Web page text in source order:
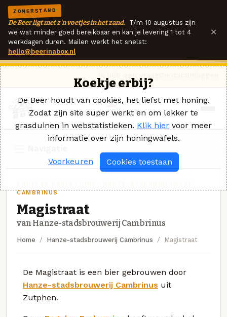
ZOMERSTAND
De Beer ligt met z'n voetjes in het zand. T/m 10 augustus zijn
we wat minder goed bereikbaar en kan je levering 1 tot 4
werkdagen duren. Mailen werkt het snelst:
hello@beerinabox.nl
×
CAMBRINUS
Magistraat
van Hanze-stadsbrouwerij Cambrinus
Home Hanze-stadsbrouwerij Cambrinus Magistraat
De Magistraat is een bier gebrouwen door
Hanze-stadsbrouwerij Cambrinus uit
Zutphen.
Koekje erbij?
De Beer houdt van cookies, het liefst met honing.
Zodat zijn site super werkt en om lekker te
grasduinen in webstatistieken. Klik hier voor meer
informatie over zijn honingwafels.
Voorkeuren Cookies toestaan